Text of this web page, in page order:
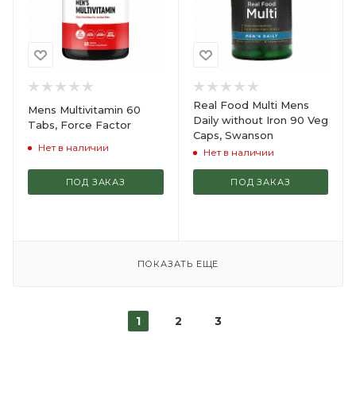
Mens Multivitamin 60
Tabs, Force Factor
Нет в наличии
ПОД ЗАКАЗ
Real Food Multi Mens
Daily without Iron 90 Veg
Caps, Swanson
Нет в наличии
ПОД ЗАКАЗ
ПОКАЗАТЬ ЕЩЕ
1 2 3